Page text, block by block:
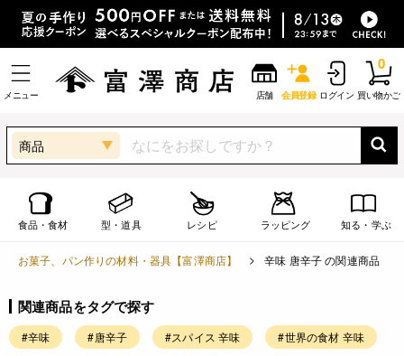
メニュー 店舗 会員登録 ログイン 買い物かご
0
商品
食品・食材 型・道具 レシピ ラッピング 知る・学ぶ
お菓子、パン作りの材料・器具【富澤商店】 辛味 唐辛子 の関連商品
関連商品をタグで探す
#辛味 #唐辛子 #スパイス 辛味 #世界の食材 辛味